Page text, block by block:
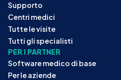
Supporto
Centri medici
Tutte le visite
Tutti gli specialisti
PER I PARTNER
Software medico di base
Per le aziende